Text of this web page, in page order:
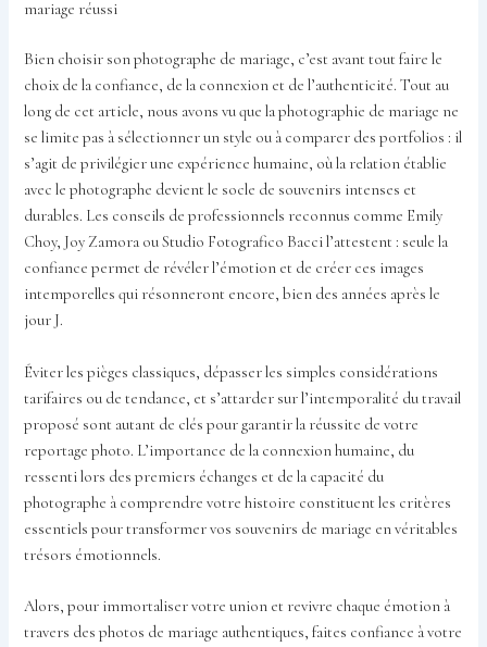
mariage réussi
Bien choisir son photographe de mariage, c’est avant tout faire le
choix de la confiance, de la connexion et de l’authenticité. Tout au
long de cet article, nous avons vu que la photographie de mariage ne
se limite pas à sélectionner un style ou à comparer des portfolios : il
s’agit de privilégier une expérience humaine, où la relation établie
avec le photographe devient le socle de souvenirs intenses et
durables. Les conseils de professionnels reconnus comme Emily
Choy, Joy Zamora ou Studio Fotografico Bacci l’attestent : seule la
confiance permet de révéler l’émotion et de créer ces images
intemporelles qui résonneront encore, bien des années après le
jour J.
Éviter les pièges classiques, dépasser les simples considérations
tarifaires ou de tendance, et s’attarder sur l’intemporalité du travail
proposé sont autant de clés pour garantir la réussite de votre
reportage photo. L’importance de la connexion humaine, du
ressenti lors des premiers échanges et de la capacité du
photographe à comprendre votre histoire constituent les critères
essentiels pour transformer vos souvenirs de mariage en véritables
trésors émotionnels.
Alors, pour immortaliser votre union et revivre chaque émotion à
travers des photos de mariage authentiques, faites confiance à votre